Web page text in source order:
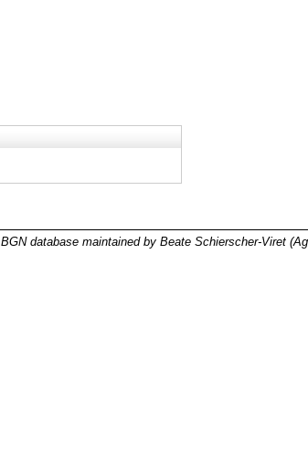
BGN database maintained by Beate Schierscher-Viret